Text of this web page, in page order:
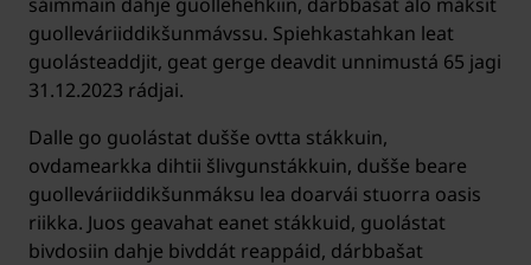
guolleváriiddikšunmávssu. Spiehkastahkan leat
guolásteaddjit, geat gerge deavdit unnimustá 65 jagi
31.12.2023 rádjai.
Dalle go guolástat dušše ovtta stákkuin,
ovdamearkka dihtii šlivgunstákkuin, dušše beare
guolleváriiddikšunmáksu lea doarvái stuorra oasis
riikka. Juos geavahat eanet stákkuid, guolástat
bivdosiin dahje bivddát reappáid, dárbbašat